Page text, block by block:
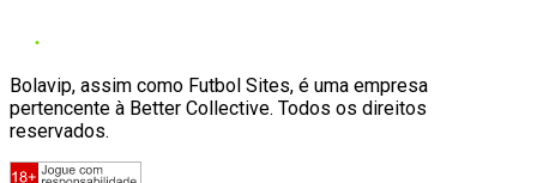
Bolavip, assim como Futbol Sites, é uma empresa
pertencente à Better Collective. Todos os direitos
reservados.